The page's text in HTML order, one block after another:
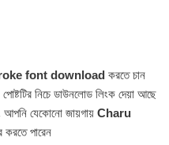
font download করতে চান
নিচে ডাউনলোড লিংক দেয়া আছে
আপনি যেকোনো জায়গায় Charu
করতে পারেন